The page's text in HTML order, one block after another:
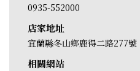
0935-552000
店家地址
宜蘭縣冬山鄉鹿得二路277號
相關網站